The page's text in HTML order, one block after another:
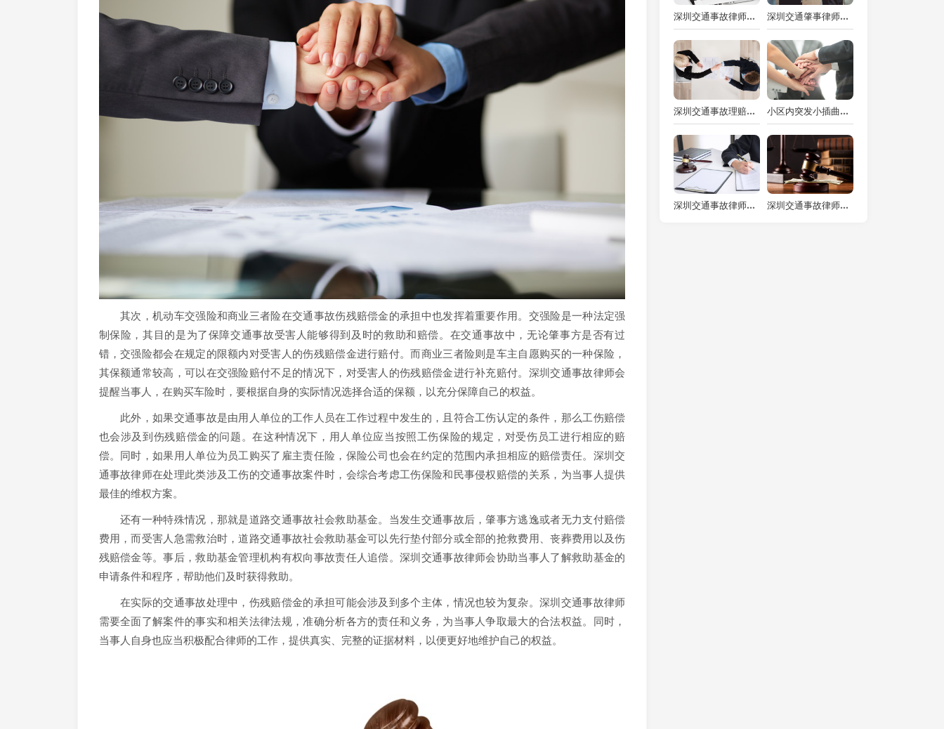
其次，机动车交强险和商业三者险在交通事故伤残赔偿金的承担中也发挥着重要作用。交强险是一种法定强
制保险，其目的是为了保障交通事故受害人能够得到及时的救助和赔偿。在交通事故中，无论肇事方是否有过
错，交强险都会在规定的限额内对受害人的伤残赔偿金进行赔付。而商业三者险则是车主自愿购买的一种保险，
其保额通常较高，可以在交强险赔付不足的情况下，对受害人的伤残赔偿金进行补充赔付。深圳交通事故律师会
提醒当事人，在购买车险时，要根据自身的实际情况选择合适的保额，以充分保障自己的权益。
此外，如果交通事故是由用人单位的工作人员在工作过程中发生的，且符合工伤认定的条件，那么工伤赔偿
也会涉及到伤残赔偿金的问题。在这种情况下，用人单位应当按照工伤保险的规定，对受伤员工进行相应的赔
偿。同时，如果用人单位为员工购买了雇主责任险，保险公司也会在约定的范围内承担相应的赔偿责任。深圳交
通事故律师在处理此类涉及工伤的交通事故案件时，会综合考虑工伤保险和民事侵权赔偿的关系，为当事人提供
最佳的维权方案。
还有一种特殊情况，那就是道路交通事故社会救助基金。当发生交通事故后，肇事方逃逸或者无力支付赔偿
费用，而受害人急需救治时，道路交通事故社会救助基金可以先行垫付部分或全部的抢救费用、丧葬费用以及伤
残赔偿金等。事后，救助基金管理机构有权向事故责任人追偿。深圳交通事故律师会协助当事人了解救助基金的
申请条件和程序，帮助他们及时获得救助。
在实际的交通事故处理中，伤残赔偿金的承担可能会涉及到多个主体，情况也较为复杂。深圳交通事故律师
需要全面了解案件的事实和相关法律法规，准确分析各方的责任和义务，为当事人争取最大的合法权益。同时，
当事人自身也应当积极配合律师的工作，提供真实、完整的证据材料，以便更好地维护自己的权益。
深圳交通事故律师解读：下班骑车摔死赔偿全攻略 深圳交通肇事律师视角：交通事故伤残鉴定费该由肇事者支付吗？
深圳交通事故理赔律师视角：交通事故赔偿起诉中保险公司与车主的关系探究 小区内突发小插曲：撞车了，交警到底要不要管？
深圳交通事故律师：车祸起诉对方所需材料全解析 深圳交通事故律师谈被车撞擦伤赔偿的关键要点